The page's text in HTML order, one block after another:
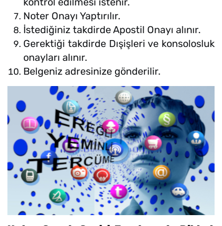
Noter Onayı Yaptırılır.
İstediğiniz takdirde Apostil Onayı alınır.
Gerektiği takdirde Dışişleri ve konsolosluk
onayları alınır.
Belgeniz adresinize gönderilir.